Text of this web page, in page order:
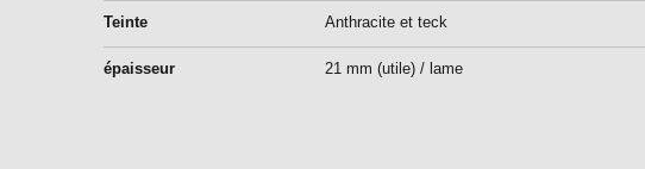
Teinte Anthracite et teck
épaisseur 21 mm (utile) / lame